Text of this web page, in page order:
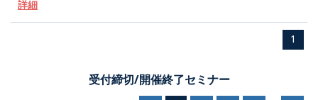
詳細
1
受付締切/開催終了セミナー